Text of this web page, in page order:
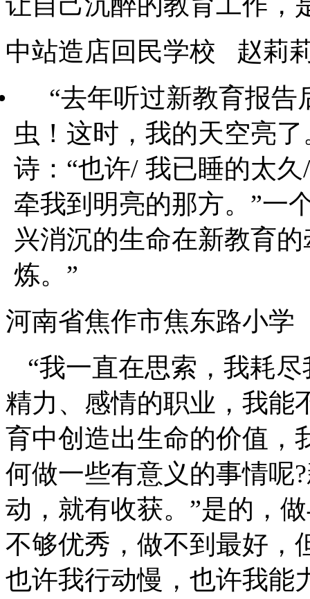
中站造店回民学校
赵莉
“去年听过新教育报
虫！这时，我的天空亮
诗：“也许/ 我已睡的太久
牵我到明亮的那方。”一
兴消沉的生命在新教育
炼。”
河南省焦作市焦东路小学
“我一直在思索，我耗
精力、感情的职业，我能
育中创造出生命的价值，
何做一些有意义的事情呢?
动，就有收获。”是的，
不够优秀，做不到最好，
也许我行动慢，也许我能